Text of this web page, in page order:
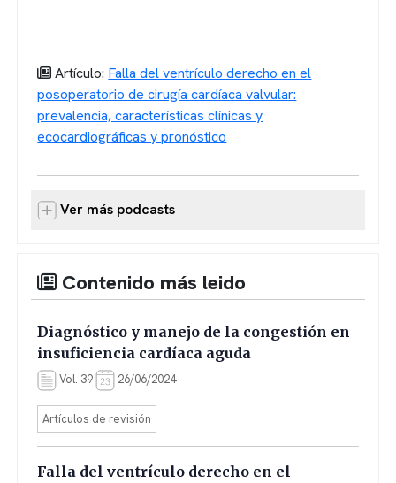
Artículo: Falla del ventrículo derecho en el
posoperatorio de cirugía cardíaca valvular:
prevalencia, características clínicas y
ecocardiográficas y pronóstico
Ver más podcasts
Contenido más leido
Diagnóstico y manejo de la congestión en
insuficiencia cardíaca aguda
Vol. 39 26/06/2024
Artículos de revisión
Falla del ventrículo derecho en el